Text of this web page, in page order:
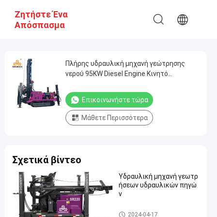
Ζητήστε Ένα
Απόσπασμα
Πλήρης υδραυλική μηχανή γεώτρησης
νερού 95KW Diesel Engine Κινητό
Επικοινωνήστε τώρα
Μάθετε Περισσότερα
Σχετικά βίντεο
Υδραυλική μηχανή γεωτρ
ήσεων υδραυλικών πηγώ
ν
Εγκατάσταση γεώτρησης δι
2024-04-17